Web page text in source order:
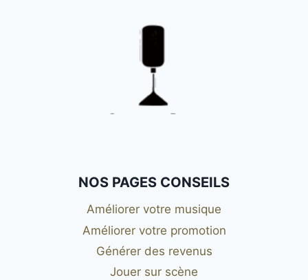
NOS PAGES CONSEILS
Améliorer votre musique
Améliorer votre promotion
Générer des revenus
Jouer sur scène